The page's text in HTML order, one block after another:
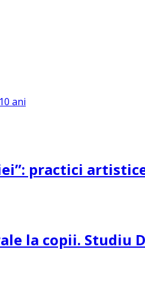
10 ani
practici
la copii. Studiu